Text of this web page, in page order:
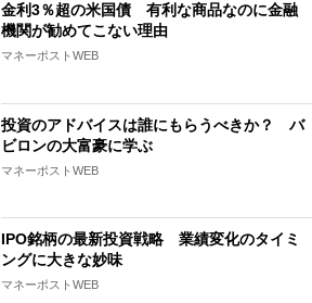
金利3％超の米国債 有利な商品なのに金融
機関が勧めてこない理由
マネーポストWEB
投資のアドバイスは誰にもらうべきか？ バ
ビロンの大富豪に学ぶ
マネーポストWEB
IPO銘柄の最新投資戦略 業績変化のタイミ
ングに大きな妙味
マネーポストWEB